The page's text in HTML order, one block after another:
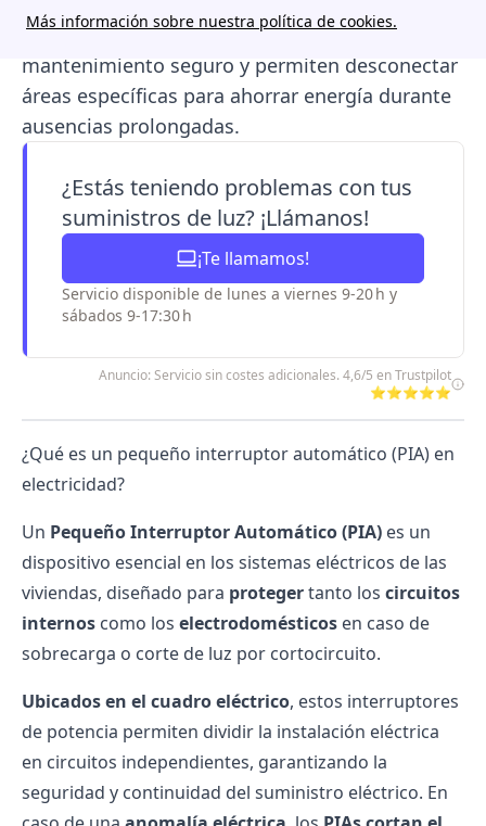
Más información sobre nuestra política de cookies.
problemas eléctricos, permiten un
mantenimiento seguro y permiten desconectar
áreas específicas para ahorrar energía durante
ausencias prolongadas.
¿Estás teniendo problemas con tus
suministros de luz? ¡Llámanos!
¡Te llamamos!
Servicio disponible de lunes a viernes 9-20 h y
sábados 9-17:30 h
Anuncio: Servicio sin costes adicionales. 4,6/5 en Trustpilot
⭐⭐⭐⭐⭐
¿Qué es un pequeño interruptor automático (PIA) en
electricidad?
Un Pequeño Interruptor Automático (PIA) es un
dispositivo esencial en los sistemas eléctricos de las
viviendas, diseñado para protegertanto los circuitos
internos como los electrodomésticos en caso de
sobrecarga o corte de luz por cortocircuito.
Ubicados en el cuadro eléctrico, estos interruptores
de potencia permiten dividir la instalación eléctrica
en circuitos independientes, garantizando la
seguridad y continuidad del suministro eléctrico. En